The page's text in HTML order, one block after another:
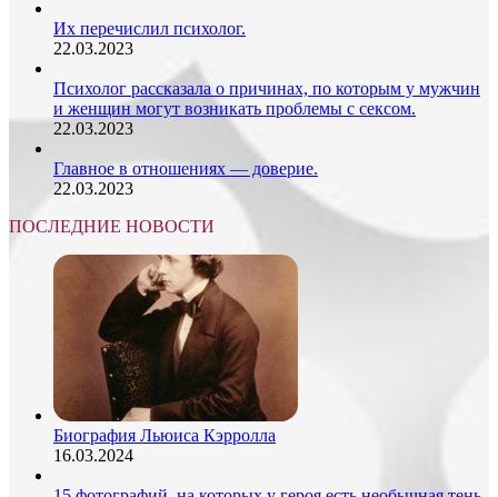
Их перечислил психолог.
22.03.2023
Психолог рассказала о причинах, по которым у мужчин
и женщин могут возникать проблемы с сексом.
22.03.2023
Главное в отношениях — доверие.
22.03.2023
ПОСЛЕДНИЕ НОВОСТИ
Биография Льюиса Кэрролла
16.03.2024